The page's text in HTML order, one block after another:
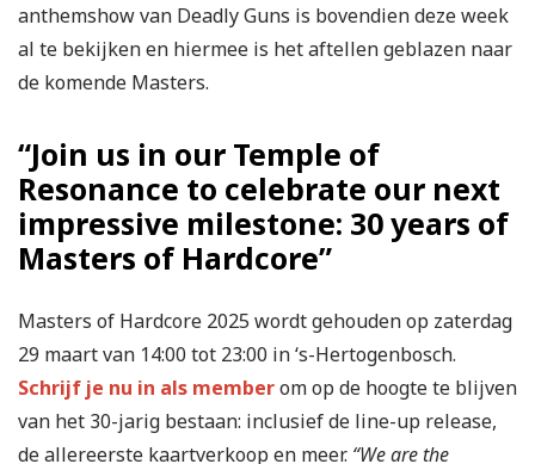
anthemshow van Deadly Guns is bovendien deze week
al te bekijken en hiermee is het aftellen geblazen naar
de komende Masters.
“Join us in our Temple of
Resonance to celebrate our next
impressive milestone: 30 years of
Masters of Hardcore”
Masters of Hardcore 2025 wordt gehouden op zaterdag
29 maart van 14:00 tot 23:00 in ‘s-Hertogenbosch.
Schrijf je nu in als memberom op de hoogte te blijven
van het 30-jarig bestaan: inclusief de line-up release,
de allereerste kaartverkoop en meer. “We are the